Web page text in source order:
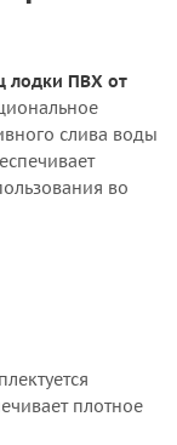
лодки ПВХ от
слива воды
во
плотное